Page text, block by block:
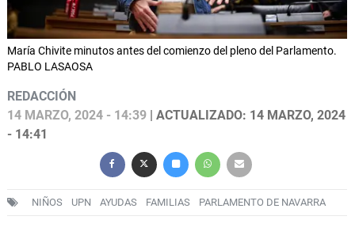
María Chivite minutos antes del comienzo del pleno del Parlamento.
PABLO LASAOSA
REDACCIÓN
14 MARZO, 2024 - 14:39 | ACTUALIZADO: 14 MARZO, 2024
- 14:41
NIÑOS UPN AYUDAS FAMILIAS PARLAMENTO DE NAVARRA